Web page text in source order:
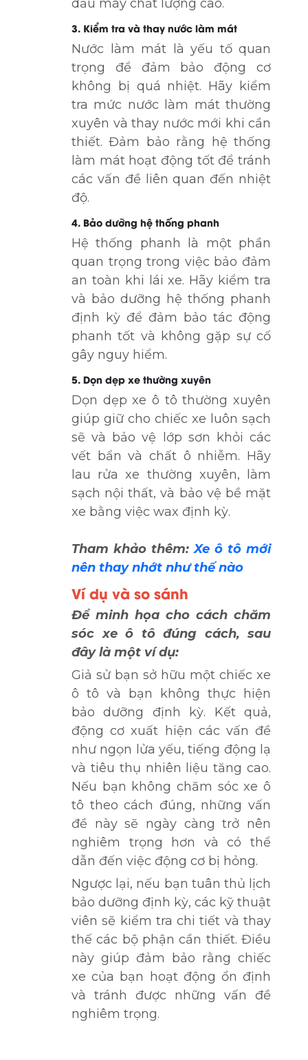
dầu máy chất lượng cao.
3. Kiểm tra và thay nước làm mát
Nước làm mát là yếu tố quan
trọng để đảm bảo động cơ
không bị quá nhiệt. Hãy kiểm
tra mức nước làm mát thường
xuyên và thay nước mới khi cần
thiết. Đảm bảo rằng hệ thống
làm mát hoạt động tốt để tránh
các vấn đề liên quan đến nhiệt
độ.
4. Bảo dưỡng hệ thống phanh
Hệ thống phanh là một phần
quan trọng trong việc bảo đảm
an toàn khi lái xe. Hãy kiểm tra
và bảo dưỡng hệ thống phanh
định kỳ để đảm bảo tác động
phanh tốt và không gặp sự cố
gây nguy hiểm.
5. Dọn dẹp xe thường xuyên
Dọn dẹp xe ô tô thường xuyên
giúp giữ cho chiếc xe luôn sạch
sẽ và bảo vệ lớp sơn khỏi các
vết bẩn và chất ô nhiễm. Hãy
lau rửa xe thường xuyên, làm
sạch nội thất, và bảo vệ bề mặt
xe bằng việc wax định kỳ.
Tham khảo thêm:Xe ô tô mới
nên thay nhớt như thế nào
Ví dụ và so sánh
Để minh họa cho cách chăm
sóc xe ô tô đúng cách, sau
đây là một ví dụ:
Giả sử bạn sở hữu một chiếc xe
ô tô và bạn không thực hiện
bảo dưỡng định kỳ. Kết quả,
động cơ xuất hiện các vấn đề
như ngọn lửa yếu, tiếng động lạ
và tiêu thụ nhiên liệu tăng cao.
Nếu bạn không chăm sóc xe ô
tô theo cách đúng, những vấn
đề này sẽ ngày càng trở nên
nghiêm trọng hơn và có thể
dẫn đến việc động cơ bị hỏng.
Ngược lại, nếu bạn tuân thủ lịch
bảo dưỡng định kỳ, các kỹ thuật
viên sẽ kiểm tra chi tiết và thay
thế các bộ phận cần thiết. Điều
này giúp đảm bảo rằng chiếc
xe của bạn hoạt động ổn định
và tránh được những vấn đề
nghiêm trọng.